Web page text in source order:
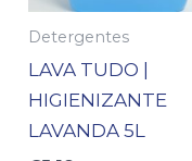
Detergentes
LAVA TUDO |
HIGIENIZANTE
LAVANDA 5L